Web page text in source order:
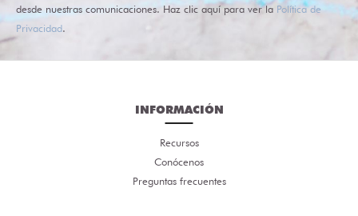
desde nuestras comunicaciones. Haz clic aquí para ver la Política de
Privacidad.
INFORMACIÓN
Recursos
Conócenos
Preguntas frecuentes